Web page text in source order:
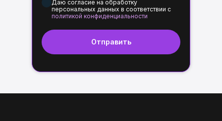
Даю согласие на обработку
персональных данных в соответствии с
политикой конфиденциальности
Отправить